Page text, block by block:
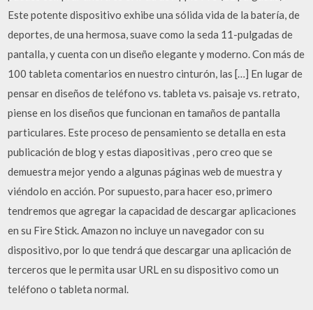
Este potente dispositivo exhibe una sólida vida de la batería, de
deportes, de una hermosa, suave como la seda 11-pulgadas de
pantalla, y cuenta con un diseño elegante y moderno. Con más de
100 tableta comentarios en nuestro cinturón, las […] En lugar de
pensar en diseños de teléfono vs. tableta vs. paisaje vs. retrato,
piense en los diseños que funcionan en tamaños de pantalla
particulares. Este proceso de pensamiento se detalla en esta
publicación de blog y estas diapositivas , pero creo que se
demuestra mejor yendo a algunas páginas web de muestra y
viéndolo en acción. Por supuesto, para hacer eso, primero
tendremos que agregar la capacidad de descargar aplicaciones
en su Fire Stick. Amazon no incluye un navegador con su
dispositivo, por lo que tendrá que descargar una aplicación de
terceros que le permita usar URL en su dispositivo como un
teléfono o tableta normal.